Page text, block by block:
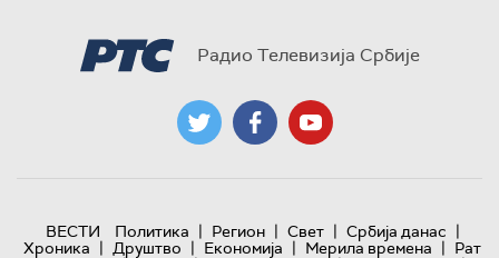
Радио Телевизија Србије
ВЕСТИ Политика | Регион | Свет | Србија данас |
Хроника | Друштво | Економија | Мерила времена | Рат